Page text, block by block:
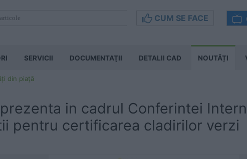
CUM SE FACE
SERVICII DOCUMENTAŢII DETALII CAD NOUTĂȚI
din piață
in cadrul Conferintei
pentru certificarea cladirilor verzi